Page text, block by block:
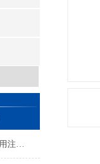
气动气体增压泵的结构及使用注意事项